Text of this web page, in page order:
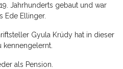
Jahrhunderts gebaut und war
Ede Ellinger.
Gyula Krúdy hat in dieser
kennengelernt.
als Pension.